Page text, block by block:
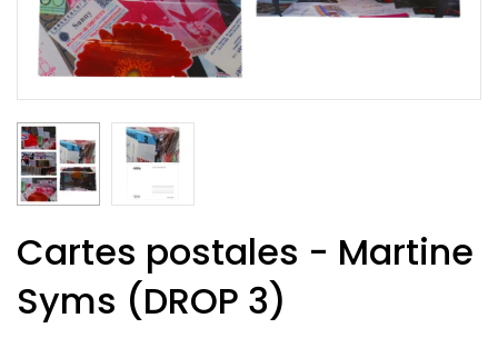
Cartes postales - Martine
Syms (DROP 3)